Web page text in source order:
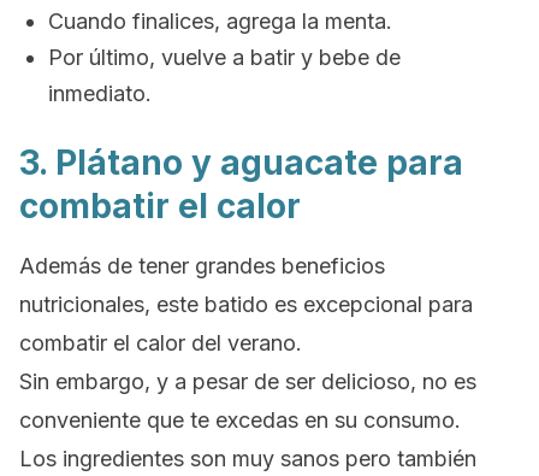
Cuando finalices, agrega la menta.
Por último, vuelve a batir y bebe de
inmediato.
3. Plátano y aguacate para
combatir el calor
Además de tener grandes beneficios
nutricionales, este batido es excepcional para
combatir el calor del verano.
Sin embargo, y a pesar de ser delicioso, no es
conveniente que te excedas en su consumo.
Los ingredientes son muy sanos pero también